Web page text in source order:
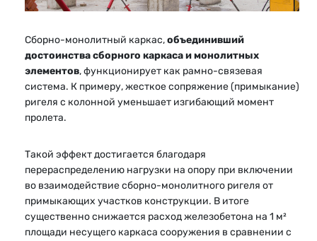
Сборно-монолитный каркас,объединивший
достоинства сборного каркаса и монолитных
элементов, функционирует как рамно-связевая
система. К примеру, жесткое сопряжение (примыкание)
ригеля с колонной уменьшает изгибающий момент
пролета.
Такой эффект достигается благодаря
перераспределению нагрузки на опору при включении
во взаимодействие сборно-монолитного ригеля от
примыкающих участков конструкции. В итоге
существенно снижается расход железобетона на 1 м²
площади несущего каркаса сооружения в сравнении с